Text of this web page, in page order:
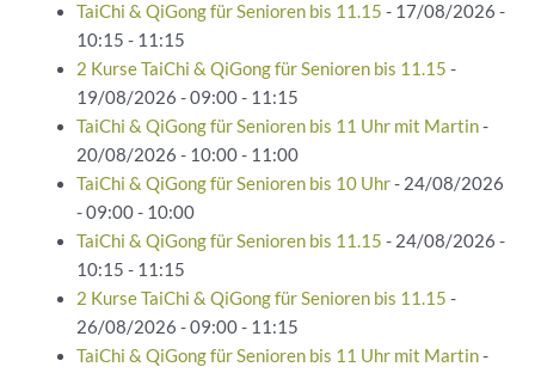
TaiChi & QiGong für Senioren bis 11.15 - 17/08/2026 -
10:15 - 11:15
2 Kurse TaiChi & QiGong für Senioren bis 11.15 -
19/08/2026 - 09:00 - 11:15
TaiChi & QiGong für Senioren bis 11 Uhr mit Martin-
20/08/2026 - 10:00 - 11:00
TaiChi & QiGong für Senioren bis 10 Uhr- 24/08/2026
- 09:00 - 10:00
TaiChi & QiGong für Senioren bis 11.15 - 24/08/2026 -
10:15 - 11:15
2 Kurse TaiChi & QiGong für Senioren bis 11.15 -
26/08/2026 - 09:00 - 11:15
TaiChi & QiGong für Senioren bis 11 Uhr mit Martin-